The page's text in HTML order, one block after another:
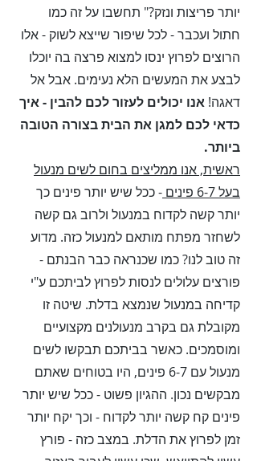
יותר פריצות ונזק?" תחשבו על זה כמו
חתול ועכבר - לכל שיפור שייצא לשוק - אלו
הרוצים לפרוץ ינסו למצוא פרצה בה יוכלו
לבצע את המעשים הלא נעימים. אבל אל
דאגה! אנו יכולים לעזור לכם להבין - איך
כדאי לכם למגן את הבית בצורה הטובה
ביותר.
ראשית, אנו ממליצים בחום לשים מנעול
בעל 6-7 פינים
- ככל שיש יותר פינים כך
יותר קשה לקדוח במנעול ולרוב גם קשה
לשחזר מפתח מותאם למנעול כזה. מדוע
זה טוב לנו? כמו שכנראה כבר הבנתם -
פורצים עלולים לנסות לפרוץ לביתכם ע"י
קדיחה במנעול שנמצא בדלת. שיטה זו
מקובלת גם בקרב מנעולנים מקצועיים
ומוסמכים. כאשר בביתכם תבקשו לשים
מנעול עם 6-7 פינים, היו בטוחים שאתם
מבקשים נכון. ההגיון פשוט - ככל שיש יותר
פינים קח קשה יותר לקדוח - וכך יקח יותר
זמן לפרוץ את הדלת. במצב כזה - פורץ